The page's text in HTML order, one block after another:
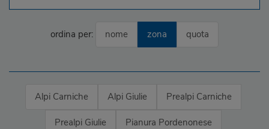
ordina per: nome zona quota
Alpi Carniche Alpi Giulie Prealpi Carniche
Prealpi Giulie Pianura Pordenonese